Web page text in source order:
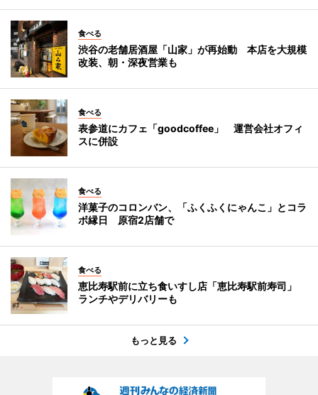
食べる
渋谷の老舗居酒屋「山家」が再始動 本店を大規模
改装、朝・深夜営業も
食べる
表参道にカフェ「goodcoffee」 運営会社オフィ
スに併設
食べる
洋菓子のコロンバン、「ふくふくにゃんこ」とコラ
ボ縁日 原宿2店舗で
食べる
恵比寿駅前に立ち食いすし店「恵比寿駅前寿司」
ランチやデリバリーも
もっと見る